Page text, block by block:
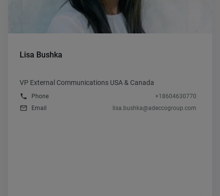
Lisa Bushka
VP External Communications USA & Canada
phone
Phone +18604630770
mail_outline Email lisa.bushka@adeccogroup.com